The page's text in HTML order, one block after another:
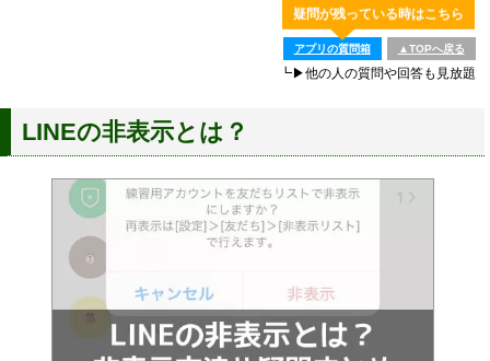
疑問が残っている時はこちら
アプリの質問箱 ▲TOPへ戻る
┗▶他の人の質問や回答も見放題
LINEの非表示とは？